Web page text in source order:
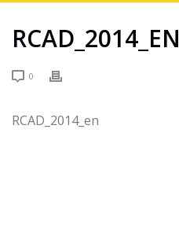
RCAD_2014_EN
0
RCAD_2014_en